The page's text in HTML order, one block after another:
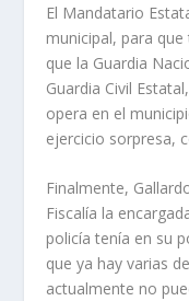
El Mandatario
municipal, para
que la Guardia
Guardia Civil
opera en el
ejercicio sorpresa,
Finalmente,
Fiscalía la
policía tenía en su
que ya hay varias
actualmente no